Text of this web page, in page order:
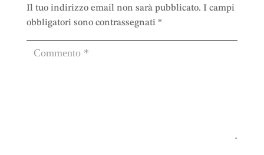
Il tuo indirizzo email non sarà pubblicato. I campi
obbligatori sono contrassegnati *